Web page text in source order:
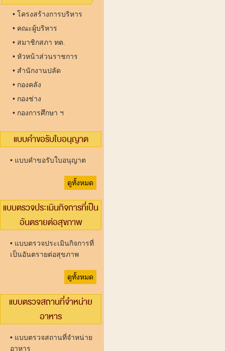
• โครงสร้างการบริหาร
• คณะผู้บริหาร
• สมาชิกสภา ทต.
• หัวหน้าส่วนราชการ
• สำนักงานปลัด
• กองคลัง
• กองช่าง
• กองการศึกษา ฯ
แบบคำขอรับใบอนุญาต
• แบบคำขอรับใบอนุญาต
ดูทั้งหมด
แบบตรวจประเมินกิจการที่เป็น
อันตรายต่อสุขภาพ
• แบบตรวจประเมินกิจการที่
เป็นอันตรายต่อสุขภาพ
ดูทั้งหมด
แบบตรวจสถานที่จำหน่าย
อาหาร
• แบบตรวจสถานที่จำหน่าย
อาหาร